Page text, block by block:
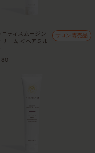
ニティスムージン
リーム ＜ヘアミル
サロン専売品